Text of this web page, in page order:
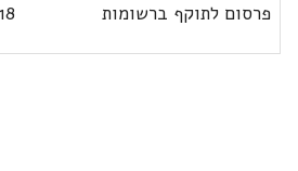
פרסום לתוקף ברשומות